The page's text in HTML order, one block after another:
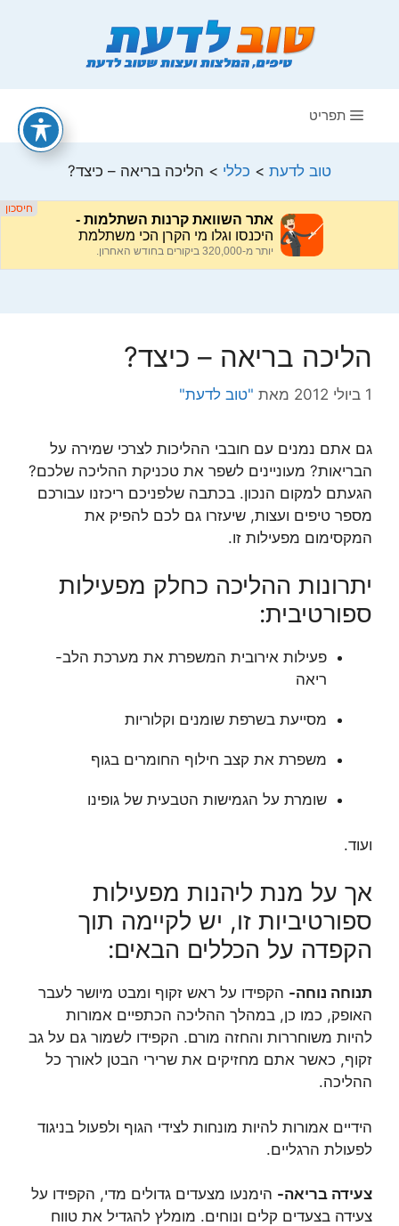
תפריט
טוב לדעת > כללי > הליכה בריאה – כיצד?
הליכה בריאה – כיצד?
1 ביולי 2012 מאת "טוב לדעת"
גם אתם נמנים עם חובבי ההליכות לצרכי שמירה על
הבריאות? מעוניינים לשפר את טכניקת ההליכה שלכם?
הגעתם למקום הנכון. בכתבה שלפניכם ריכזנו עבורכם
מספר טיפים ועצות, שיעזרו גם לכם להפיק את
המקסימום מפעילות זו.
יתרונות ההליכה כחלק מפעילות
ספורטיבית:
פעילות אירובית המשפרת את מערכת הלב-
ריאה
מסייעת בשרפת שומנים וקלוריות
משפרת את קצב חילוף החומרים בגוף
שומרת על הגמישות הטבעית של גופינו
ועוד.
אך על מנת ליהנות מפעילות
ספורטיביות זו, יש לקיימה תוך
הקפדה על הכללים הבאים:
תנוחה נוחה- הקפידו על ראש זקוף ומבט מיושר לעבר
האופק, כמו כן, במהלך ההליכה הכתפיים אמורות
להיות משוחררות והחזה מורם. הקפידו לשמור גם על גב
זקוף, כאשר אתם מחזיקים את שרירי הבטן לאורך כל
ההליכה.
הידיים אמורות להיות מונחות לצידי הגוף ולפעול בניגוד
לפעולת הרגליים.
צעידה בריאה- הימנעו מצעדים גדולים מדי, הקפידו על
צעידה בצעדים קלים ונוחים. מומלץ להגדיל את טווח